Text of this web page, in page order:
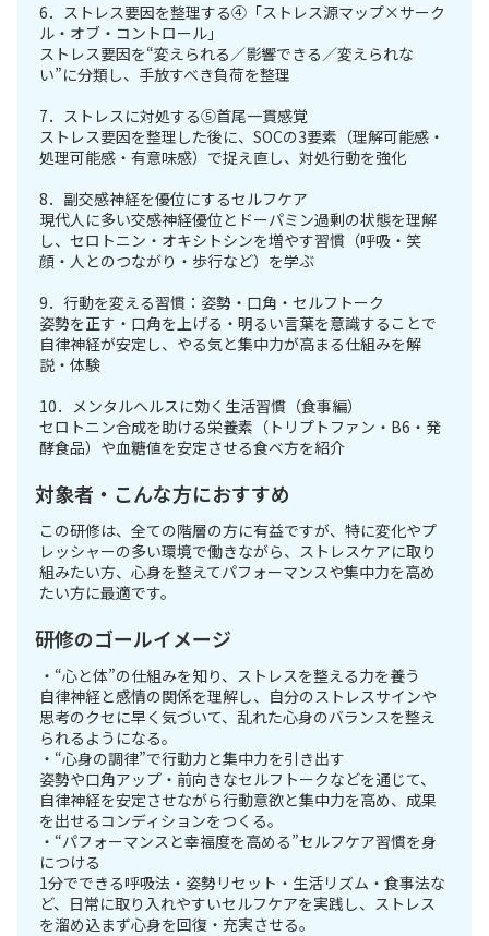
6．ストレス要因を整理する④「ストレス源マップ×サーク
ル・オブ・コントロール」
ストレス要因を“変えられる／影響できる／変えられな
い”に分類し、手放すべき負荷を整理
7．ストレスに対処する⑤首尾一貫感覚
ストレス要因を整理した後に、SOCの3要素（理解可能感・
処理可能感・有意味感）で捉え直し、対処行動を強化
8．副交感神経を優位にするセルフケア
現代人に多い交感神経優位とドーパミン過剰の状態を理解
し、セロトニン・オキシトシンを増やす習慣（呼吸・笑
顔・人とのつながり・歩行など）を学ぶ
9．行動を変える習慣：姿勢・口角・セルフトーク
姿勢を正す・口角を上げる・明るい言葉を意識することで
自律神経が安定し、やる気と集中力が高まる仕組みを解
説・体験
10．メンタルヘルスに効く生活習慣（食事編）
セロトニン合成を助ける栄養素（トリプトファン・B6・発
酵食品）や血糖値を安定させる食べ方を紹介
対象者・こんな方におすすめ
この研修は、全ての階層の方に有益ですが、特に変化やプ
レッシャーの多い環境で働きながら、ストレスケアに取り
組みたい方、心身を整えてパフォーマンスや集中力を高め
たい方に最適です。
研修のゴールイメージ
・“心と体”の仕組みを知り、ストレスを整える力を養う
自律神経と感情の関係を理解し、自分のストレスサインや
思考のクセに早く気づいて、乱れた心身のバランスを整え
られるようになる。
・“心身の調律”で行動力と集中力を引き出す
姿勢や口角アップ・前向きなセルフトークなどを通じて、
自律神経を安定させながら行動意欲と集中力を高め、成果
を出せるコンディションをつくる。
・“パフォーマンスと幸福度を高める”セルフケア習慣を身
につける
1分でできる呼吸法・姿勢リセット・生活リズム・食事法な
ど、日常に取り入れやすいセルフケアを実践し、ストレス
を溜め込まず心身を回復・充実させる。